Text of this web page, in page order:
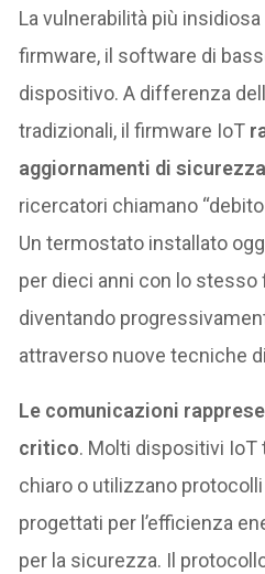
La vulnerabilità più insidiosa
firmware, il software di
dispositivo. A differenza
tradizionali, il firmware IoT
aggiornamenti di sicurezza
ricercatori chiamano
Un termostato installato
per dieci anni con lo stesso
diventando
attraverso nuove tecniche
Le comunicazioni
critico. Molti dispositivi
chiaro o utilizzano
progettati per l’efficienza
per la sicurezza. Il